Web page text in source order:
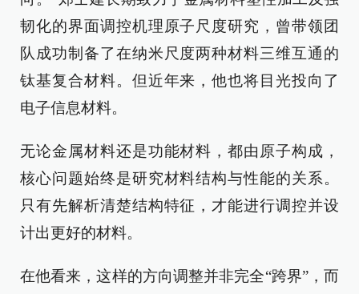
韧化的界面调控机理原子尺度研究，曾带领团
队成功制备了在纳米尺度两种材料三维互通的
钛基复合材料。但近年来，他也将目光投向了
电子信息材料。
无论金属材料还是功能材料，都由原子构成，
核心问题始终是研究材料结构与性能的关系。
只有先解析清楚结构特征，才能进行调控并设
计出更好的材料。
在他看来，这样的方向调整并非完全“跨界”，而